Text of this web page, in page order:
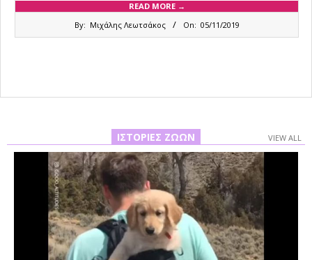
READ MORE →
By: Μιχάλης Λεωτσάκος On: 05/11/2019
ΙΣΤΟΡΊΕΣ ΖΏΩΝ VIEW ALL